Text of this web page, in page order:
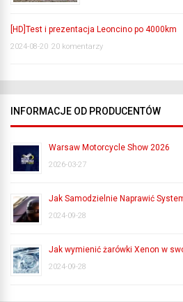
[HD]Test i prezentacja Leoncino po 4000km
2024-08-20 20 komentarzy
INFORMACJE OD PRODUCENTÓW
Warsaw Motorcycle Show 2026
2026-03-27
Jak Samodzielnie Naprawić
2024-09-28
Jak wymienić żarówki Xenon w
2024-09-28